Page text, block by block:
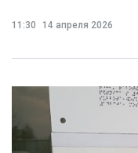
11:30 14 апреля 2026